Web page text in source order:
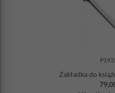
Zakładka do